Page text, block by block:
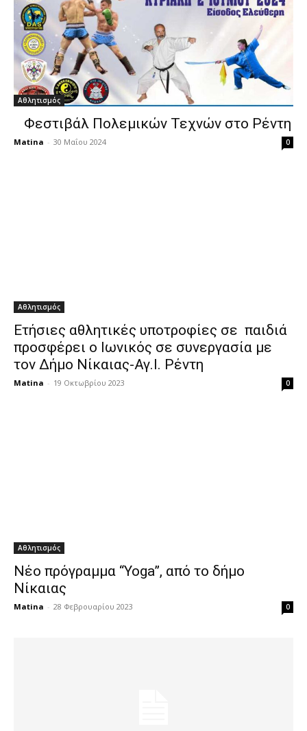
Αθλητισμός
Φεστιβάλ Πολεμικών Τεχνών στο Ρέντη
Matina - 30 Μαΐου 2024 0
Αθλητισμός
Ετήσιες αθλητικές υποτροφίες σε παιδιά
προσφέρει ο Ιωνικός σε συνεργασία με
τον Δήμο Νίκαιας-Αγ.Ι. Ρέντη
Matina - 19 Οκτωβρίου 2023 0
Αθλητισμός
Νέο πρόγραμμα “Yoga”, από το δήμο
Νίκαιας
Matina - 28 Φεβρουαρίου 2023 0